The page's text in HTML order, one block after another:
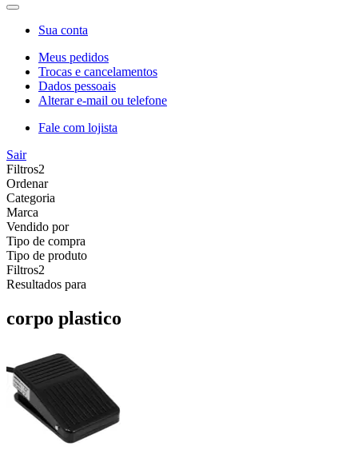
Sua conta
Meus pedidos
Trocas e cancelamentos
Dados pessoais
Alterar e-mail ou telefone
Fale com lojista
Sair
Filtros2
Ordenar
Categoria
Marca
Vendido por
Tipo de compra
Tipo de produto
Filtros2
Resultados para
corpo plastico